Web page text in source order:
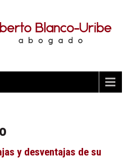
y desventajas de su